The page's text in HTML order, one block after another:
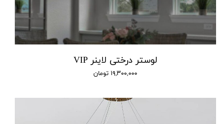
لوستر درختی لاینر VIP
۱۹,۳۰۰,۰۰۰ تومان